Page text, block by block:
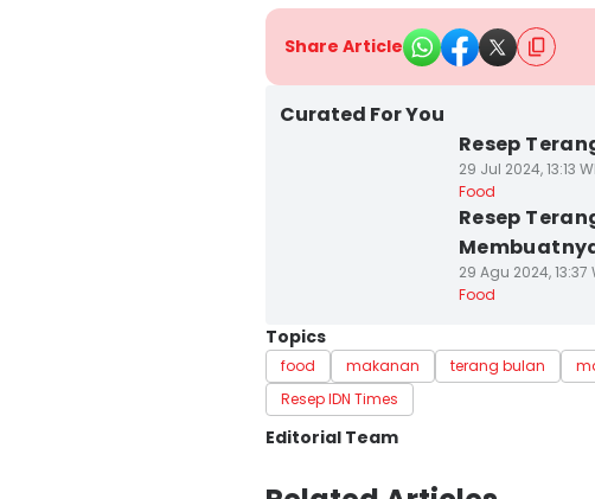
Share Article
Curated For You
Resep
29 Jul 2024, 13:13
Food
Resep
29 Agu 2024, 13:37
Food
Topics
food makanan terang bulan
Resep IDN Times
Editorial Team
Editor